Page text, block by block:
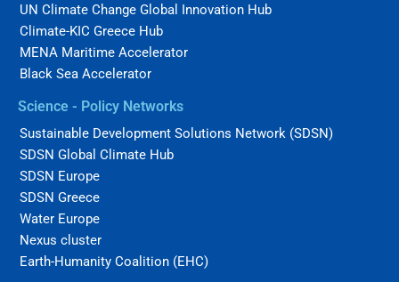
UN Climate Change Global Innovation Hub
Climate-KIC Greece Hub
MENA Maritime Accelerator
Black Sea Accelerator
Science - Policy Networks
Sustainable Development Solutions Network (SDSN)
SDSN Global Climate Hub
SDSN Europe
SDSN Greece
Water Europe
Nexus cluster
Earth-Humanity Coalition (EHC)